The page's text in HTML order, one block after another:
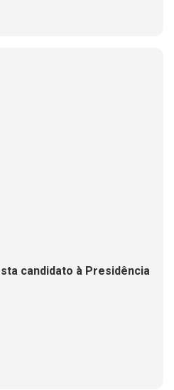
candidato à Presidência